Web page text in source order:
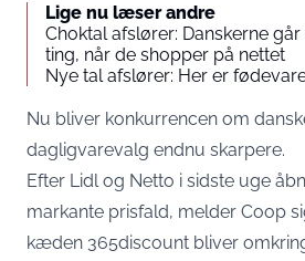
Lige nu læser andre
Choktal afslører: Danskerne
ting, når de shopper på nettet
Nye tal afslører: Her er
Nu bliver konkurrencen om
dagligvarevalg endnu skarpere.
Efter Lidl og Netto i sidste uge
markante prisfald, melder Coop
kæden 365discount bliver